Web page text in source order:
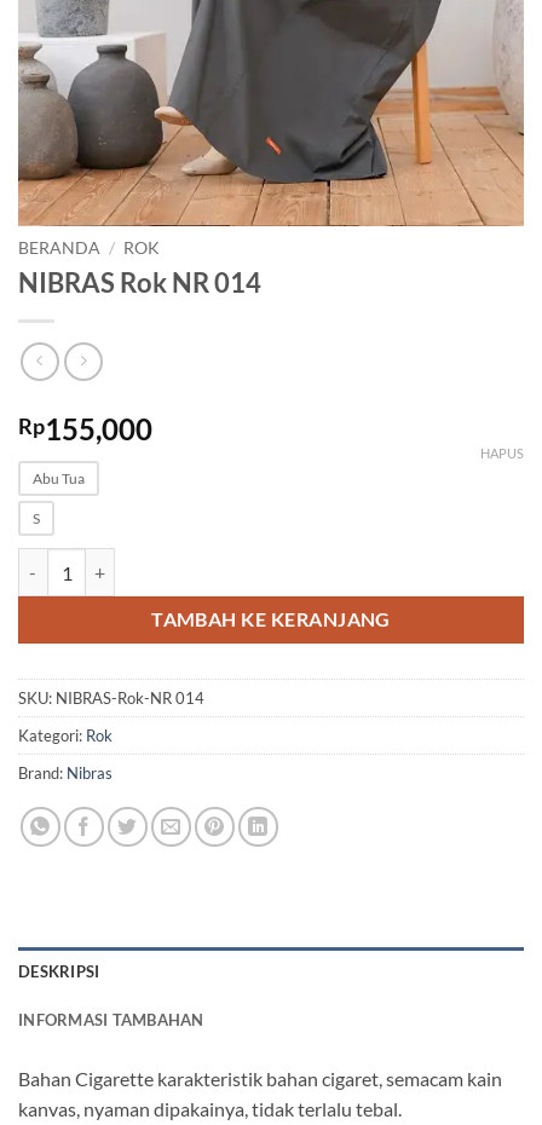
BERANDA / ROK
NIBRAS Rok NR 014
Rp155,000
Abu Tua
S
HAPUS
TAMBAH KE KERANJANG
SKU: NIBRAS-Rok-NR 014
Kategori: Rok
Brand: Nibras
DESKRIPSI
INFORMASI TAMBAHAN
Bahan Cigarette karakteristik bahan cigaret, semacam kain
kanvas, nyaman dipakainya, tidak terlalu tebal.